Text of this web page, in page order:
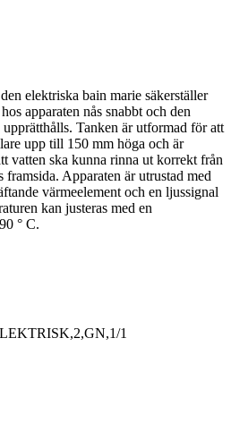
elektriska bain marie säkerställer
apparaten nås snabbt och den
Tanken är utformad för att
upp till 150 mm höga och är
vatten ska kunna rinna ut korrekt från
framsida. Apparaten är utrustad med
värmeelement och en ljussignal
kan justeras med en
° C.
1